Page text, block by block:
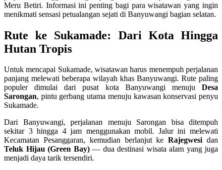
Meru Betiri. Informasi ini penting bagi para wisatawan yang ingin
menikmati sensasi petualangan sejati di Banyuwangi bagian selatan.
Rute ke Sukamade: Dari Kota Hingga
Hutan Tropis
Untuk mencapai Sukamade, wisatawan harus menempuh perjalanan
panjang melewati beberapa wilayah khas Banyuwangi. Rute paling
populer dimulai dari pusat kota Banyuwangi menuju Desa
Sarongan, pintu gerbang utama menuju kawasan konservasi penyu
Sukamade.
Dari Banyuwangi, perjalanan menuju Sarongan bisa ditempuh
sekitar 3 hingga 4 jam menggunakan mobil. Jalur ini melewati
Kecamatan Pesanggaran, kemudian berlanjut keRajegwesidan
Teluk Hijau (Green Bay)— dua destinasi wisata alam yang juga
menjadi daya tarik tersendiri.